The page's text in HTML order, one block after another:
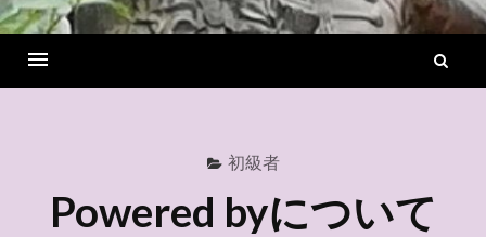
ッ
初級者
Powered byについて